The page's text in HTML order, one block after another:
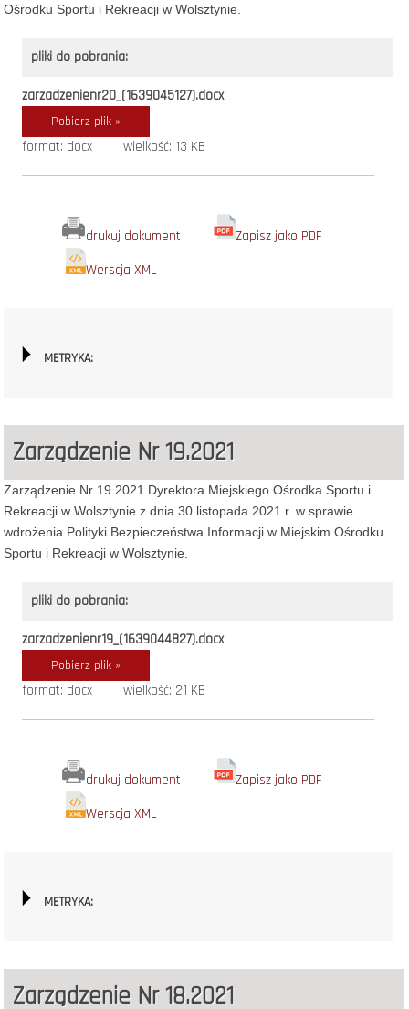
Ośrodku Sportu i Rekreacji w Wolsztynie.
pliki do pobrania:
zarzadzenienr20_(1639045127).docx
Pobierz plik »
format: docx wielkość: 13 KB
drukuj dokument
Zapisz jako PDF
Werscja XML
METRYKA:
Zarządzenie Nr 19.2021
Zarządzenie Nr 19.2021 Dyrektora Miejskiego Ośrodka Sportu i
Rekreacji w Wolsztynie z dnia 30 listopada 2021 r. w sprawie
wdrożenia Polityki Bezpieczeństwa Informacji w Miejskim Ośrodku
Sportu i Rekreacji w Wolsztynie.
pliki do pobrania:
zarzadzenienr19_(1639044827).docx
Pobierz plik »
format: docx wielkość: 21 KB
drukuj dokument
Zapisz jako PDF
Werscja XML
METRYKA:
Zarządzenie Nr 18.2021